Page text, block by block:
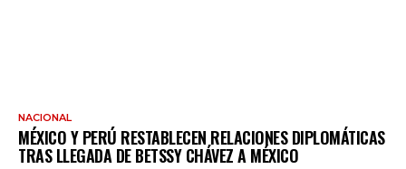
NACIONAL
MÉXICO Y PERÚ RESTABLECEN RELACIONES DIPLOMÁTICAS
TRAS LLEGADA DE BETSSY CHÁVEZ A MÉXICO